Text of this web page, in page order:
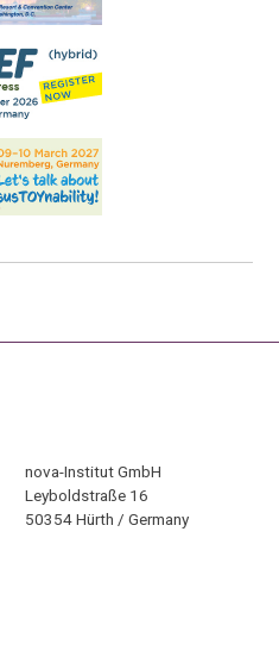
nova-Institut GmbH
Leyboldstraße 16
50354 Hürth / Germany